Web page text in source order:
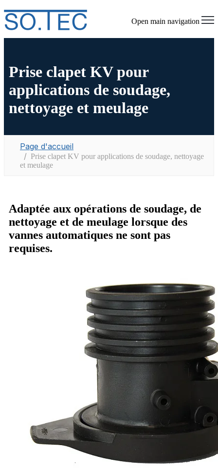
Open main navigation
Prise clapet KV pour
applications de soudage,
nettoyage et meulage
Page d'accueil
Prise clapet KV pour applications de soudage, nettoyage
et meulage
Adaptée aux opérations de soudage, de
nettoyage et de meulage lorsque des
vannes automatiques ne sont pas
requises.